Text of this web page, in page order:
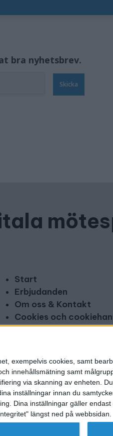
exempelvis cookies, samt
innehållsmätning samt
via skanning av enheten.
inställningar innan du
Dina inställningar gäller
längst ned på webbsidan.
bra nyhetsbrev.
Skicka
Start
Erbjudanden
Om oss & Kontakt
Cookies och
Copyright och
Mikael Karlsson